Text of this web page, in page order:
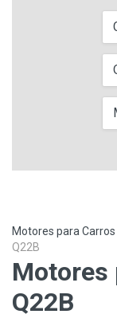
Motores para Carros
Q22B
Motores
Q22B